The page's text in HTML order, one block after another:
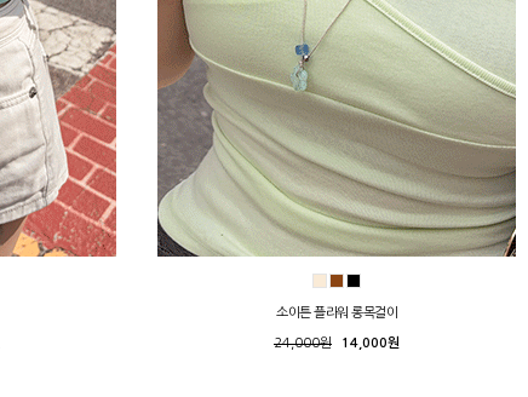
소이튼 플라워 롱목걸이
24,000원 14,000원